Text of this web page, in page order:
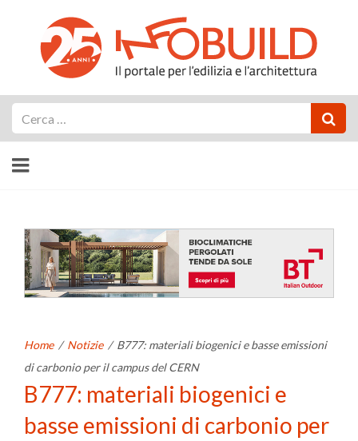
Home / Notizie / B777: materiali biogenici e basse emissioni
di carbonio per il campus del CERN
B777: materiali biogenici e
basse emissioni di carbonio per